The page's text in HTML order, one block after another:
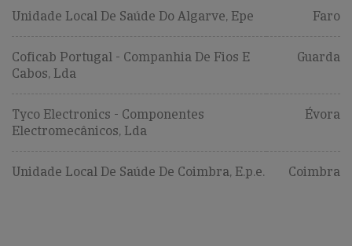
Unidade Local De Saúde Do Algarve, Epe Faro
Coficab Portugal - Companhia De Fios E
Cabos, Lda
Guarda
Tyco Electronics - Componentes
Electromecânicos, Lda
Évora
Unidade Local De Saúde De Coimbra, E.p.e. Coimbra